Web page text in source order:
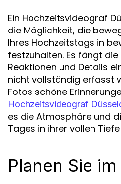
Ein Hochzeitsvideograf
die Möglichkeit, die
Ihres Hochzeitstags in
festzuhalten. Es fängt die
Reaktionen und Details
nicht vollständig erfasst
Fotos schöne
Hochzeitsvideograf
es die Atmosphäre und
Tages in ihrer vollen
Planen Sie